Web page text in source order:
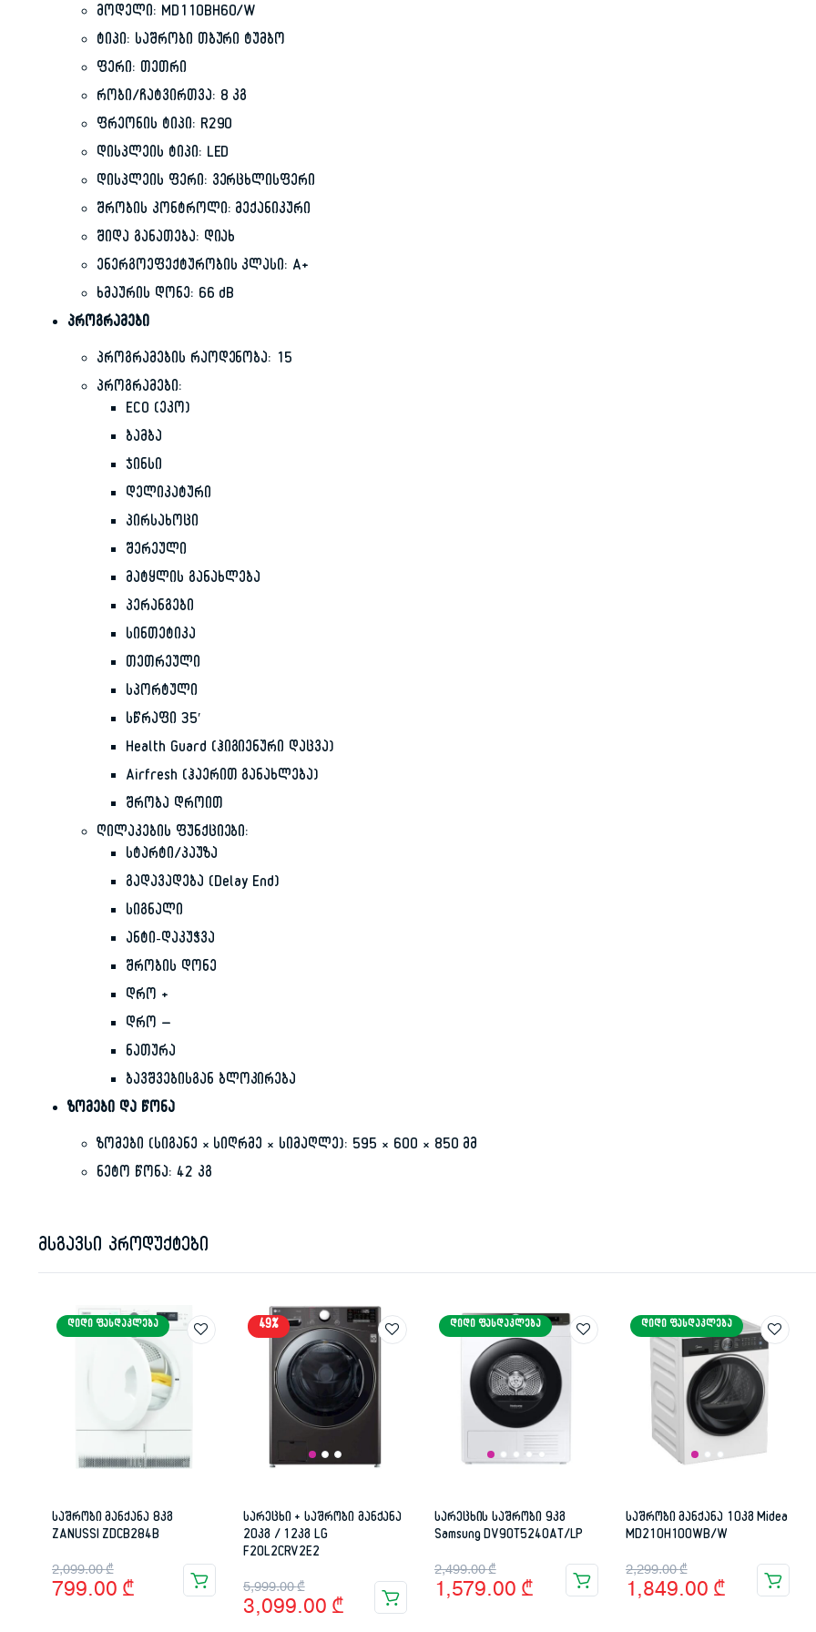
მოდელი: MD110BH60/W
ტიპი: საშრობი თბური ტუმბო
ფერი: თეთრი
რობი/ჩატვირთვა: 8 კგ
ფრეონის ტიპი: R290
დისპლეის ტიპი: LED
დისპლეის ფერი: ვერცხლისფერი
შრობის კონტროლი: მექანიკური
შიდა განათება: დიახ
ენერგოეფექტურობის კლასი: A+
ხმაურის დონე: 66 dB
პროგრამები
პროგრამების რაოდენობა: 15
პროგრამები:
ECO (ეკო)
ბამბა
ჯინსი
დელიკატური
პირსახოცი
შერეული
მატყლის განახლება
პერანგები
სინთეტიკა
თეთრეული
სპორტული
სწრაფი 35′
Health Guard (ჰიგიენური დაცვა)
Airfresh (ჰაერით განახლება)
შრობა დროით
ღილაკების ფუნქციები:
სტარტი/პაუზა
გადავადება (Delay End)
სიგნალი
ანტი-დაკუჭვა
შრობის დონე
დრო +
დრო –
ნათურა
ბავშვებისგან ბლოკირება
ზომები და წონა
ზომები (სიგანე × სიღრმე × სიმაღლე): 595 × 600 × 850 მმ
ნეტო წონა: 42 კგ
მსგავსი პროდუქტები
ᲓᲘᲓᲘ ᲤᲐᲡᲓᲐᲙᲚᲔᲑᲐ
საშრობი მანქანა 8კგ
ZANUSSI ZDCB284B
2,099.00₾
Original
price
799.00 ₾
Current
price
49%
სარეცხი + საშრობი მანქანა
20კგ / 12კგ LG
F20L2CRV2E2
5,999.00₾
Original
price
3,099.00 ₾
Current
price
ᲓᲘᲓᲘ ᲤᲐᲡᲓᲐᲙᲚᲔᲑᲐ
სარეცხის საშრობი 9კგ
Samsung DV90T5240AT/LP
2,499.00₾
Original
price
1,579.00 ₾
Current
price
ᲓᲘᲓᲘ ᲤᲐᲡᲓᲐᲙᲚᲔᲑᲐ
საშრობი მანქანა 10კგ Midea
MD210H100WB/W
2,299.00₾
Original
price
1,849.00 ₾
Current
price